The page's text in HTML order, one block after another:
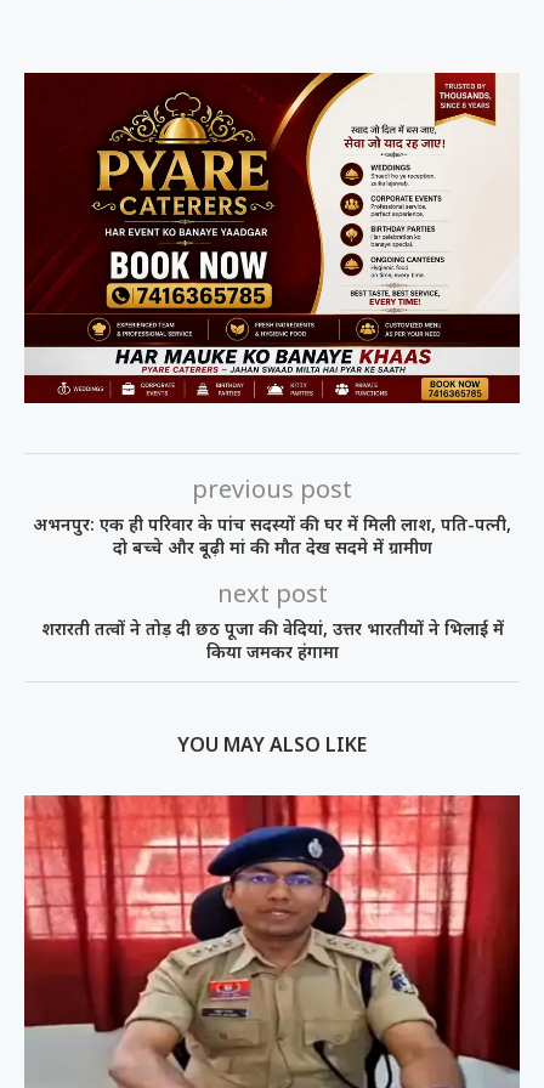
previous post
अभनपुर: एक ही परिवार के पांच सदस्यों की घर में मिली लाश, पति-पत्नी,
दो बच्चे और बूढ़ी मां की मौत देख सदमे में ग्रामीण
next post
शरारती तत्वों ने तोड़ दी छठ पूजा की वेदियां, उत्तर भारतीयों ने भिलाई में
किया जमकर हंगामा
YOU MAY ALSO LIKE